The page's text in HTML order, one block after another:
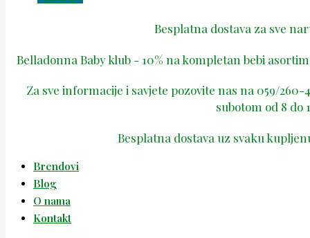
Besplatna dostava za sve
Belladonna Baby klub - 10% na kompletan bebi
Za sve informacije i savjete pozovite nas na 059/
subotom od 8 do
Besplatna dostava uz svaku
Brendovi
Blog
O nama
Kontakt